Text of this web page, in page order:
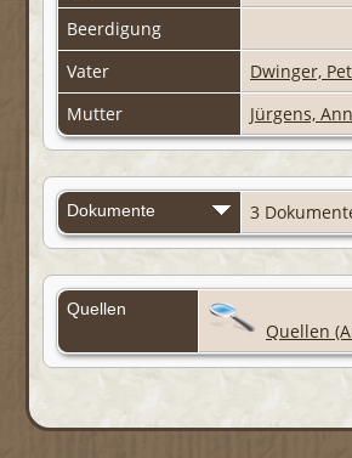
Beerdigung
Vater
Dwinger,
Mutter
Jürgens,
Dokumente 3
Quellen
Quellen